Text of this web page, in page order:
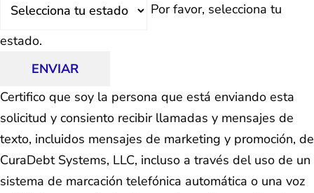
Por favor, selecciona tu
estado.
ENVIAR
Certifico que soy la persona que está enviando esta
solicitud y consiento recibir llamadas y mensajes de
texto, incluidos mensajes de marketing y promoción, de
CuraDebt Systems, LLC, incluso a través del uso de un
sistema de marcación telefónica automática o una voz